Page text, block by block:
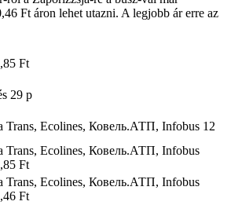
Ft áron lehet utazni. A legjobb ár erre az
Ft
29 p
Trans, Ecolines, Ковель.АТП, Infobus 12
Trans, Ecolines, Ковель.АТП, Infobus
Ft
Trans, Ecolines, Ковель.АТП, Infobus
Ft